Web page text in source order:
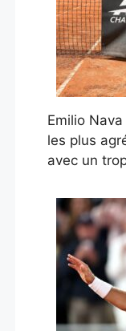
Emilio
les plus
avec un